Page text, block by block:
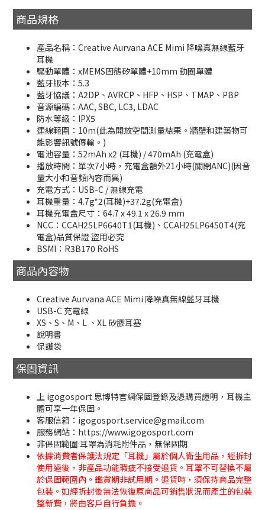
商品規格
產品名稱：Creative Aurvana ACE Mimi 降噪真無線藍牙
耳機
驅動單體：xMEMS固態矽單體+10mm 動圈單體
藍牙版本：5.3
藍牙協議：A2DP、AVRCP、HFP、HSP、TMAP、PBP
音源編碼：AAC, SBC, LC3, LDAC
防水等級：IPX5
連線範圍：10m(此為開放空間測量結果。牆壁和建築物可
能影響訊號傳輸。)
電池容量：52mAh x2 (耳機) / 470mAh (充電盒)
播放時間：單次7小時，充電盒額外21小時(關閉ANC)(因音
量大小和音頻內容而異)
充電方式：USB-C / 無線充電
耳機重量：4.7g*2(耳機)+37.2g(充電盒)
耳機充電盒尺寸：64.7 x 49.1 x 26.9 mm
NCC：CCAH25LP6640T1(耳機)、CCAH25LP6450T4(充
電盒)品質保證 盜用必究
BSMI：R3B170 RoHS
商品內容物
Creative Aurvana ACE Mimi 降噪真無線藍牙耳機
USB-C 充電線
XS、S、M、L 、XL 矽膠耳塞
說明書
保護袋
保固資訊
上 igogosport 思博特官網保固登錄及憑購買證明，耳機主
體可享一年保固。
客服信箱：igogosport.service@gmail.com
服務網站：https://www.igogosport.com
非保固範圍:耳罩為消耗附件品，無保固期
依據消費者保護法規定「耳機」屬於個人衛生用品，經拆封
使用過後，非產品功能瑕疵不接受退貨。耳罩不可替換不屬
於保固範圍內。鑑賞期非試用期。退貨時，須保持商品完整
包裝。如經拆封後無法恢復原商品可銷售狀況而產生的包裝
整新費，將由客戶自行負擔。